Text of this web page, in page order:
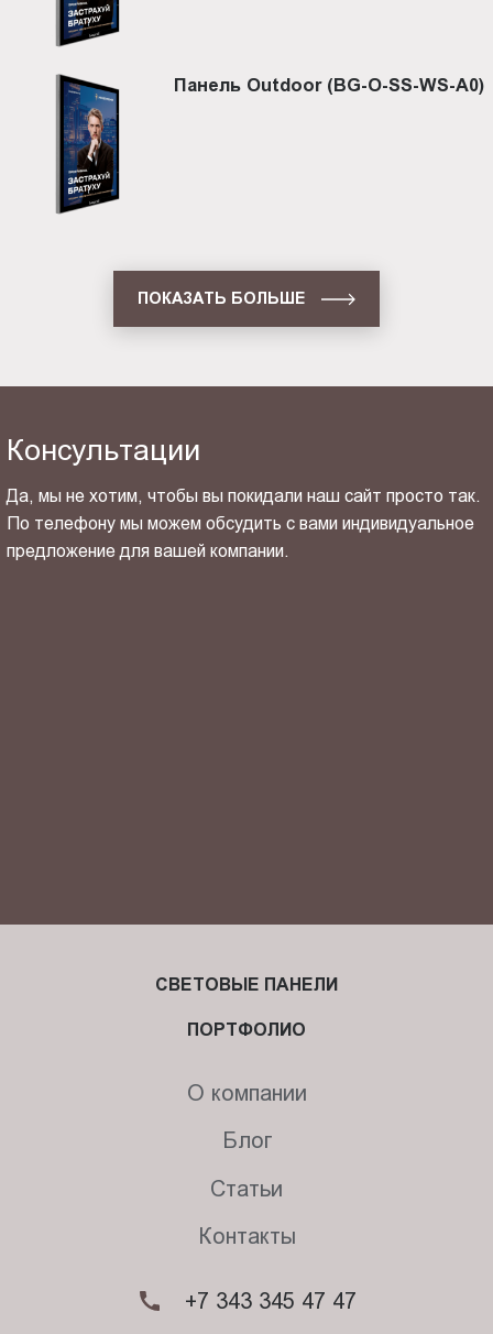
Панель Outdoor (BG-O-SS-WS-A0)
ПОКАЗАТЬ БОЛЬШЕ
Консультации
Да, мы не хотим, чтобы вы покидали наш сайт просто так.
По телефону мы можем обсудить с вами индивидуальное
предложение для вашей компании.
СВЕТОВЫЕ ПАНЕЛИ
ПОРТФОЛИО
О компании
Блог
Статьи
Контакты
+7 343 345 47 47